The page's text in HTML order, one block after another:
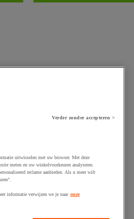
Verder zonder accepteren >
uitwisselen met uw browser. Met deze
meten en uw winkelvoorkeuren analyseren.
reclame aanbieden. Als u meer wilt
informatie verwijzen we je naar onze